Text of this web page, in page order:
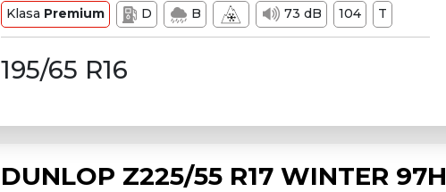
Klasa Premium D B 73 dB 104 T
195/65 R16
DUNLOP Z225/55 R17 WINTER 97H